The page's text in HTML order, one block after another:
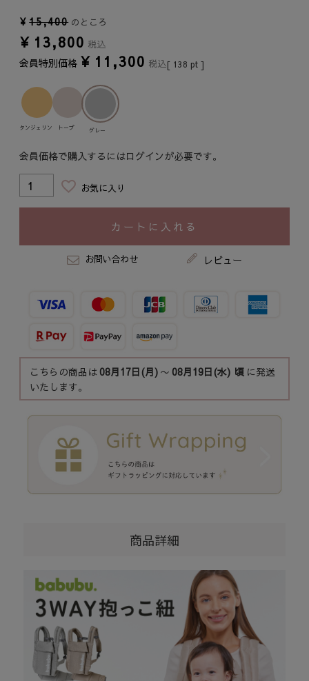
¥ 15,400 のところ
¥ 13,800 税込
会員特別価格 ¥ 11,300 税込[ 138 pt ]
タンジェリン トープ グレー
会員価格で購入するにはログインが必要です。
お気に入り
カートに入れる
お問い合わせ レビュー
こちらの商品は08月17日(月) 〜 08月19日(水) 頃 に発送
いたします。
商品詳細